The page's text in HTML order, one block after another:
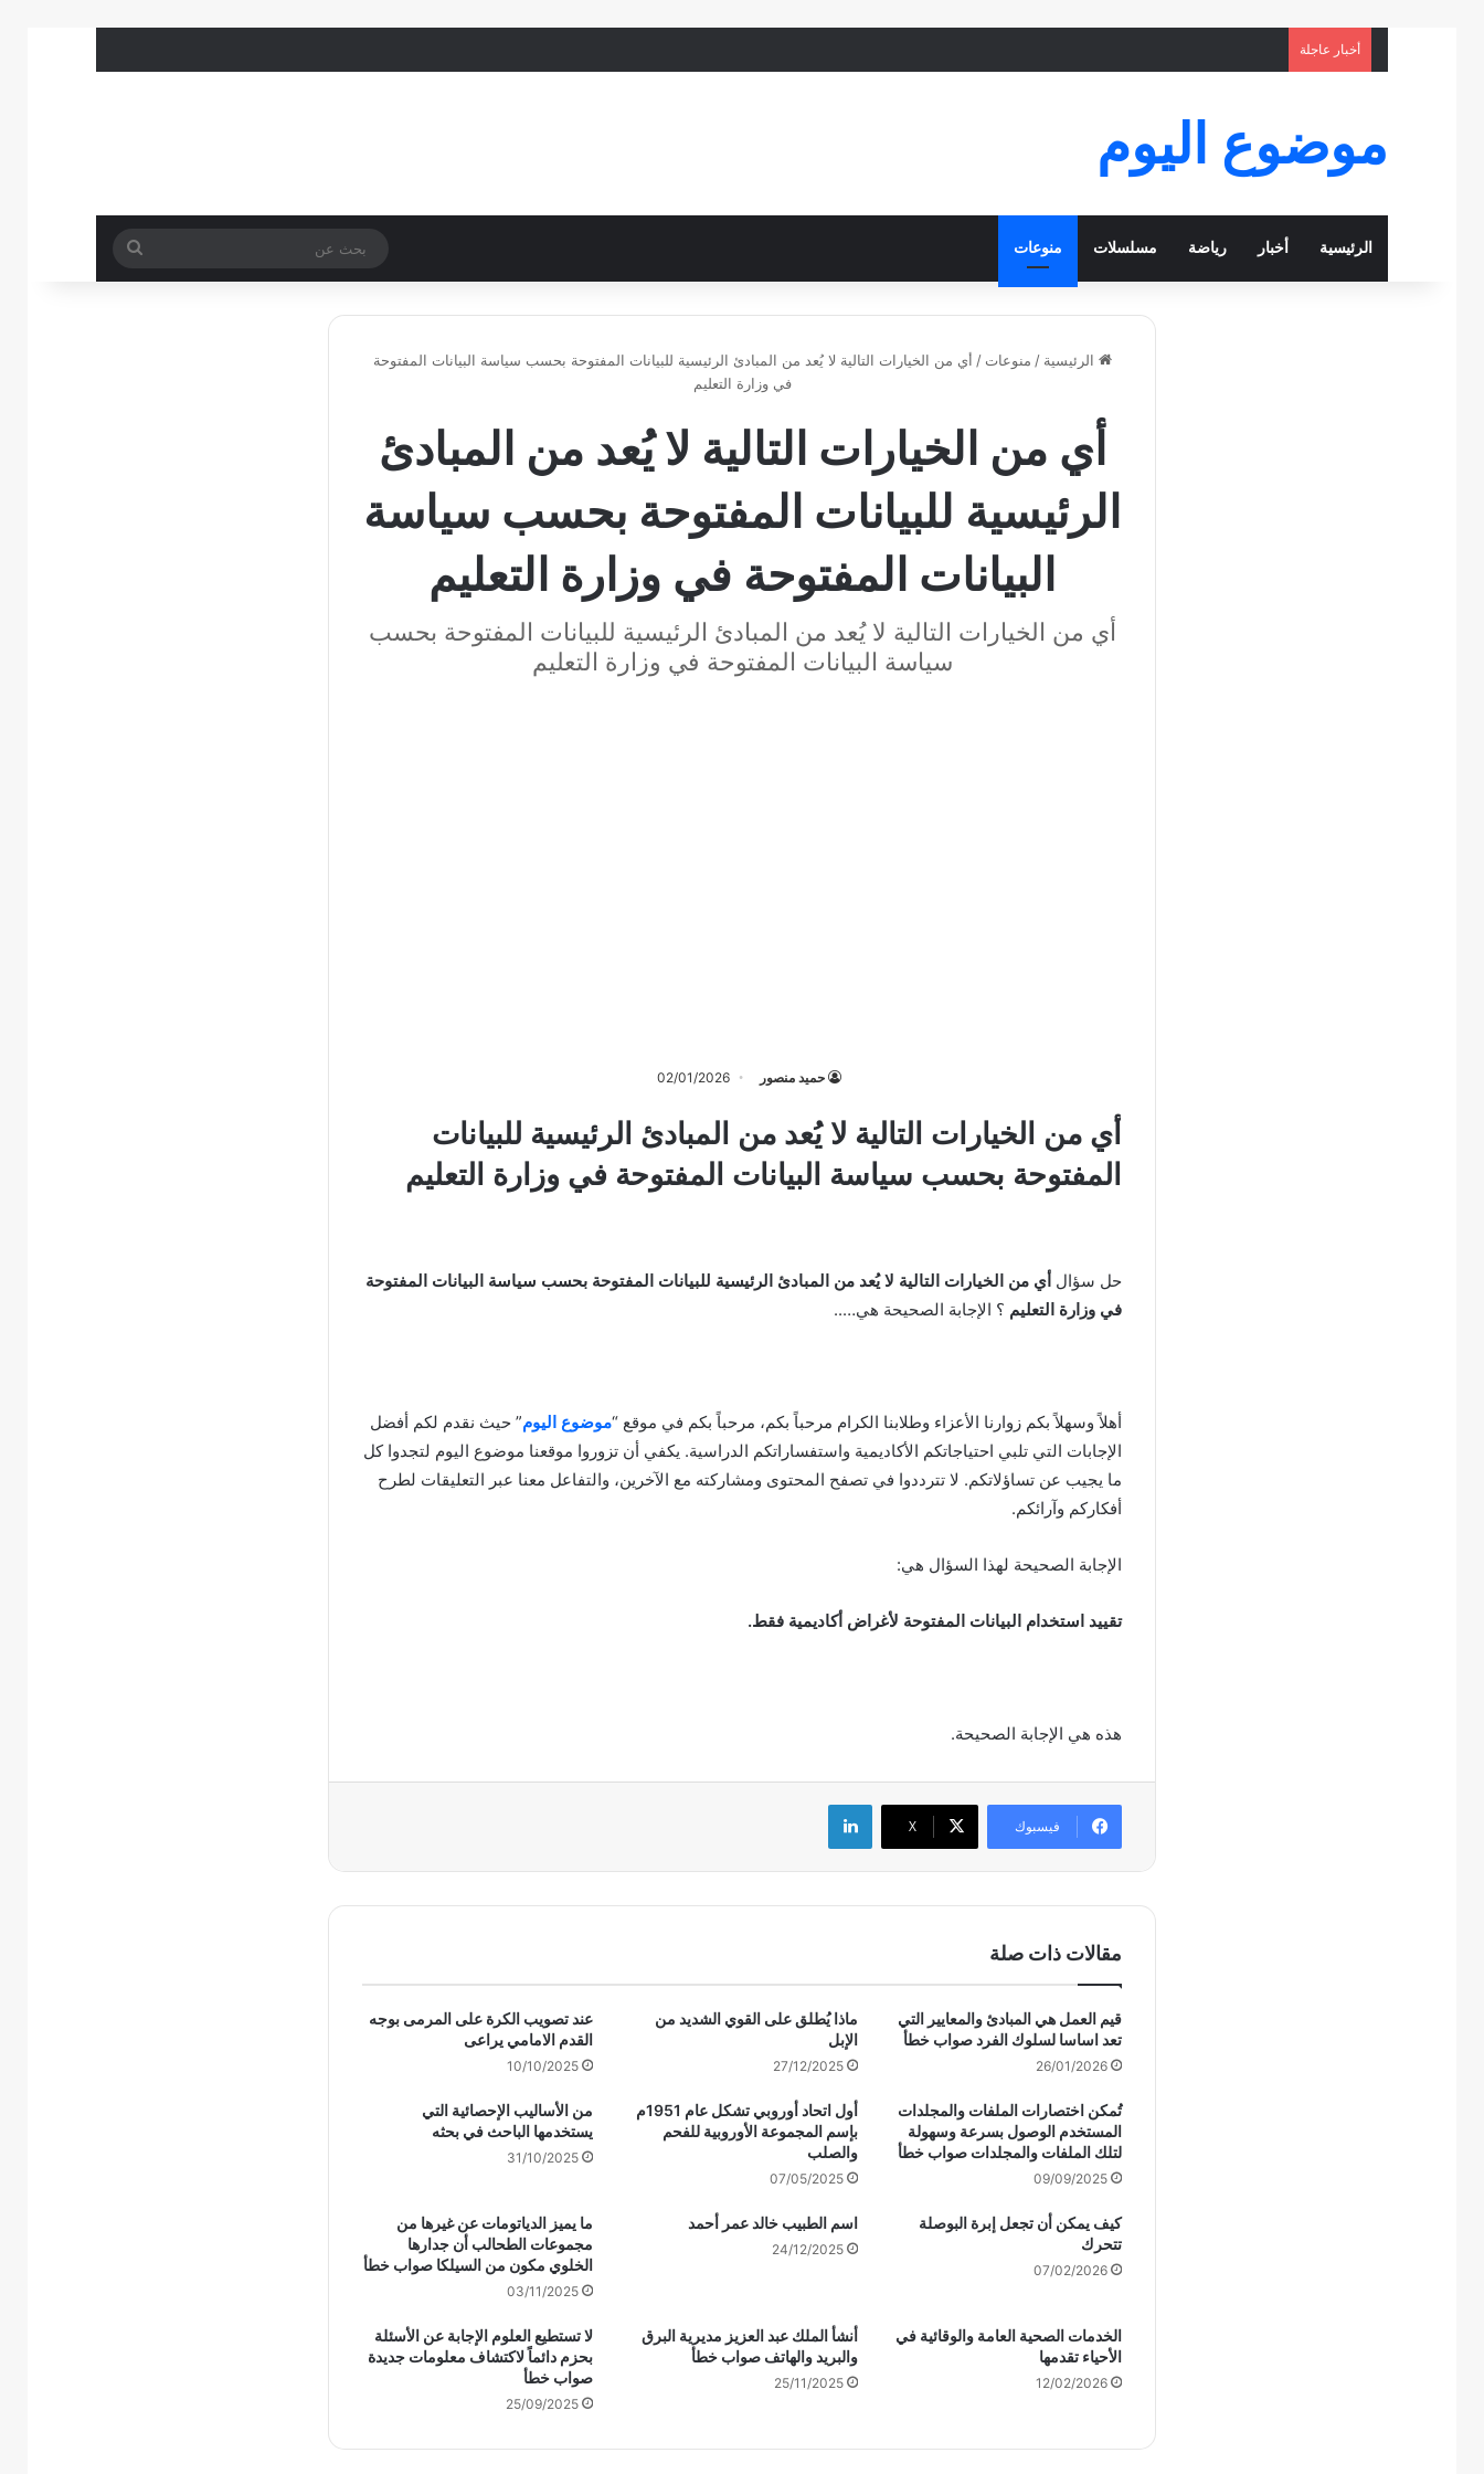
أخبار عاجلة
موضوع اليوم
الرئيسية أخبار رياضة مسلسلات منوعات
بحث
عن
الرئيسية / منوعات / أي من الخيارات التالية لا يُعد من المبادئ الرئيسية للبيانات المفتوحة بحسب سياسة البيانات المفتوحة
في وزارة التعليم
أي من الخيارات التالية لا يُعد من المبادئ
الرئيسية للبيانات المفتوحة بحسب سياسة
البيانات المفتوحة في وزارة التعليم
أي من الخيارات التالية لا يُعد من المبادئ الرئيسية للبيانات المفتوحة بحسب
سياسة البيانات المفتوحة في وزارة التعليم
حميد منصور 02/01/2026
أي من الخيارات التالية لا يُعد من المبادئ الرئيسية للبيانات
المفتوحة بحسب سياسة البيانات المفتوحة في وزارة التعليم
حل سؤال أي من الخيارات التالية لا يُعد من المبادئ الرئيسية للبيانات المفتوحة بحسب سياسة البيانات المفتوحة
في وزارة التعليم ؟ الإجابة الصحيحة هي…..
أهلاً وسهلاً بكم زوارنا الأعزاء وطلابنا الكرام مرحباً بكم، مرحباً بكم في موقع “موضوع اليوم” حيث نقدم لكم أفضل
الإجابات التي تلبي احتياجاتكم الأكاديمية واستفساراتكم الدراسية. يكفي أن تزوروا موقعنا موضوع اليوم لتجدوا كل
ما يجيب عن تساؤلاتكم. لا تترددوا في تصفح المحتوى ومشاركته مع الآخرين، والتفاعل معنا عبر التعليقات لطرح
أفكاركم وآرائكم.
الإجابة الصحيحة لهذا السؤال هي:
تقييد استخدام البيانات المفتوحة لأغراض أكاديمية فقط.
هذه هي الإجابة الصحيحة.
فيسبوك ‫X
لينكدإن
مقالات ذات صلة
قيم العمل هي المبادئ والمعايير التي
تعد اساسا لسلوك الفرد صواب خطأ
26/01/2026
ماذا يُطلق على القوي الشديد من
الإبل
27/12/2025
عند تصويب الكرة على المرمى بوجه
القدم الامامي يراعى
10/10/2025
تُمكن اختصارات الملفات والمجلدات
المستخدم الوصول بسرعة وسهولة
لتلك الملفات والمجلدات صواب خطأ
09/09/2025
أول اتحاد أوروبي تشكل عام 1951م
بإسم المجموعة الأوروبية للفحم
والصلب
07/05/2025
من الأساليب الإحصائية التي
يستخدمها الباحث في بحثه
31/10/2025
كيف يمكن أن تجعل إبرة البوصلة
تتحرك
07/02/2026
اسم الطبيب خالد عمر أحمد
24/12/2025
ما يميز الدياتومات عن غيرها من
مجموعات الطحالب أن جدارها
الخلوي مكون من السيلكا صواب خطأ
03/11/2025
الخدمات الصحية العامة والوقائية في
الأحياء تقدمها
12/02/2026
أنشأ الملك عبد العزيز مديرية البرق
والبريد والهاتف صواب خطأ
25/11/2025
لا تستطيع العلوم الإجابة عن الأسئلة
بحزم دائماً لاكتشاف معلومات جديدة
صواب خطأ
25/09/2025